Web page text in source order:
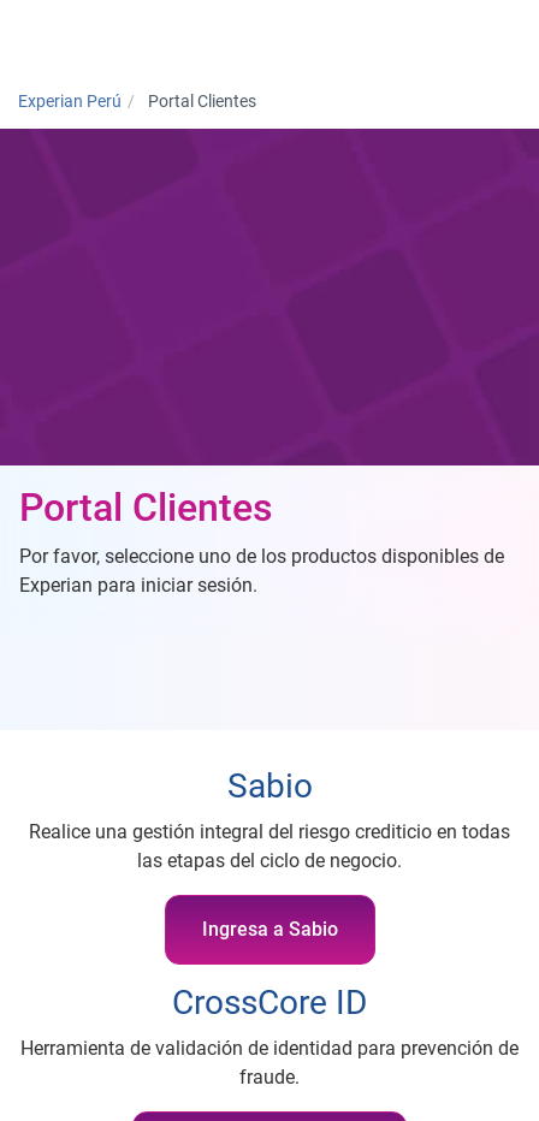
Experian Perú Portal Clientes
Portal Clientes
Por favor, seleccione uno de los productos disponibles de
Experian para iniciar sesión.
Sabio
Realice una gestión integral del riesgo crediticio en todas
las etapas del ciclo de negocio.
Ingresa a Sabio
CrossCore ID
Herramienta de validación de identidad para prevención de
fraude.